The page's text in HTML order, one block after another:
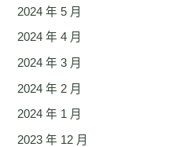
2024 年 5 月
2024 年 4 月
2024 年 3 月
2024 年 2 月
2024 年 1 月
2023 年 12 月